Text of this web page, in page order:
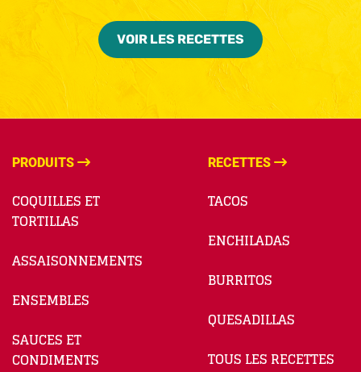
VOIR LES RECETTES
PRODUITS
COQUILLES ET
TORTILLAS
ASSAISONNEMENTS
ENSEMBLES
SAUCES ET
CONDIMENTS
RECETTES
TACOS
ENCHILADAS
BURRITOS
QUESADILLAS
TOUS LES RECETTES